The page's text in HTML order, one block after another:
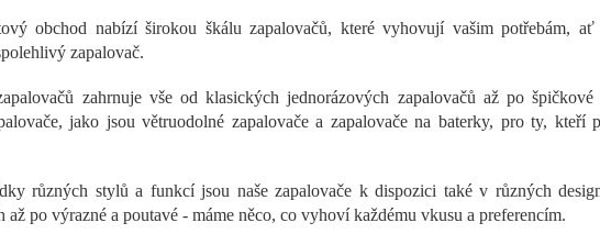
obchod nabízí širokou škálu zapalovačů, které vyhovují vašim potřebám,
zapalovač.
zahrnuje vše od klasických jednorázových zapalovačů až po
jako jsou větruodolné zapalovače a zapalovače na baterky, pro ty,
různých stylů a funkcí jsou naše zapalovače k dispozici také v různých
až po výrazné a poutavé - máme něco, co vyhoví každému vkusu a preferencím.